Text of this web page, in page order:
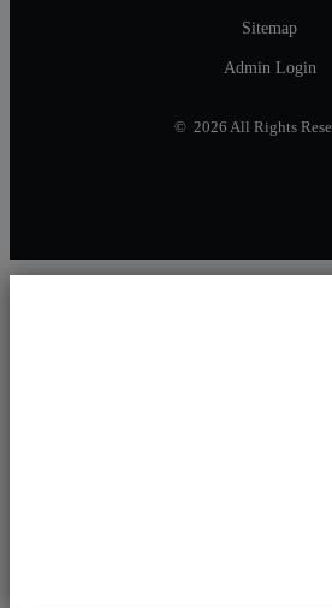
Sitemap
Admin Login
© 2026 All Rights